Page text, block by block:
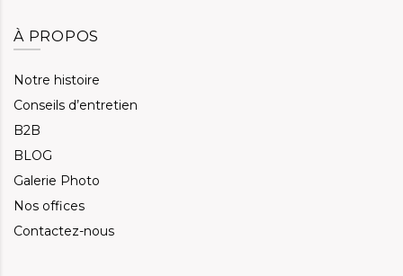
À PROPOS
Notre histoire
Conseils d’entretien
B2B
BLOG
Galerie Photo
Nos offices
Contactez-nous